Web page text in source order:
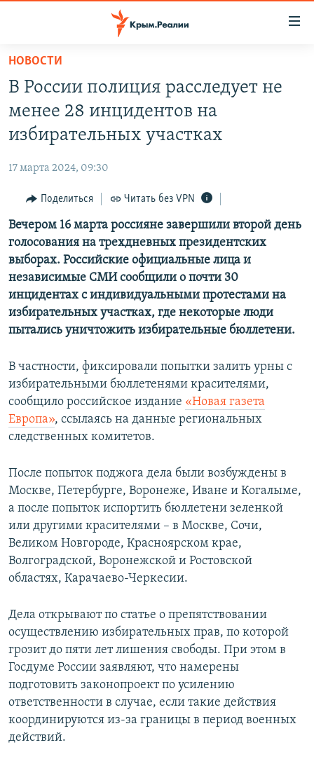
Вернуться
основному
содержанию
Вернутся
главной
навигации
Вернутся
поиску
ГРУЗ 200
11 ЛЕТ ОККУПАЦИИ КРЫМА. 11 ИСТОРИЙ СОПРОТИВЛЕНИЯ
ВОДА
ЕЩЕ
ИНТЕРАКТИВ
ИНФОГРАФИКА
ТЕЛЕПРОЕКТ КРЫМ.РЕАЛИИ
СОВЕТЫ ПРАВОЗАЩИТНИКОВ
ПРОПАВШИЕ БЕЗ ВЕСТИ
ПОБЕДИТЕЛЕЙ НЕ СУДЯТ?
ELIFBE
УКРАИНСКАЯ ПРОБЛЕМА КРЫМА
РАДІО СВОБОДА
КАК ОБОЙТИ БЛОКИРОВКУ
Українською
Qırımtatar
ПРИСОЕДИНЯЙТЕСЬ!
Все сайты RFE/RL
НОВОСТИ
В России полиция расследует не
менее 28 инцидентов на
избирательных участках
17 марта 2024, 09:30
Поделиться Читать без VPN
Вечером 16 марта россияне завершили второй день
голосования на трехдневных президентских
выборах. Российские официальные лица и
независимые СМИ сообщили о почти 30
инцидентах с индивидуальными протестами на
избирательных участках, где некоторые люди
пытались уничтожить избирательные бюллетени.
В частности, фиксировали попытки залить урны с
избирательными бюллетенями красителями,
сообщило российское издание «Новая газета
Европа», ссылаясь на данные региональных
следственных комитетов.
После попыток поджога дела были возбуждены в
Москве, Петербурге, Воронеже, Иване и Когалыме,
а после попыток испортить бюллетени зеленкой
или другими красителями – в Москве, Сочи,
Великом Новгороде, Красноярском крае,
Волгоградской, Воронежской и Ростовской
областях, Карачаево-Черкесии.
Дела открывают по статье о препятствовании
осуществлению избирательных прав, по которой
грозит до пяти лет лишения свободы. При этом в
Госдуме России заявляют, что намерены
подготовить законопроект по усилению
ответственности в случае, если такие действия
координируются из-за границы в период военных
действий.